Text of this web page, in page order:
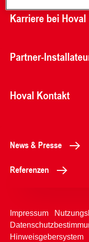
Karriere bei Hoval
Partner-
Hoval Kontakt
News & Presse
Referenzen
Impressum
Hinweisgebersystem